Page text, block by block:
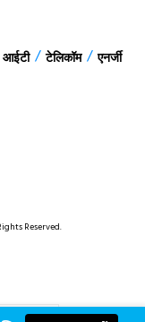
आईटी टेलिकॉम
एनर्जी
Reserved.